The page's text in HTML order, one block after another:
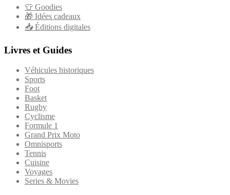
👕 Goodies
🎁 Idées cadeaux
📥 Éditions digitales
Livres et Guides
Véhicules historiques
Sports
Foot
Basket
Rugby
Cyclisme
Formule 1
Grand Prix Moto
Omnisports
Tennis
Cuisine
Voyages
Series & Movies